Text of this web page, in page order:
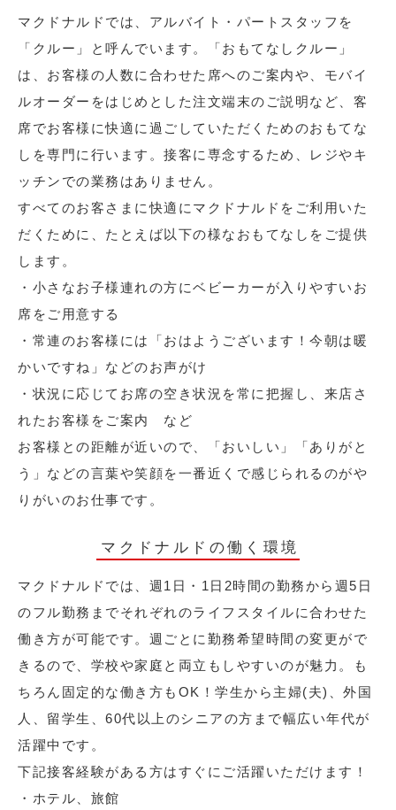
マクドナルドでは、アルバイト・パートスタッフを
「クルー」と呼んでいます。「おもてなしクルー」
は、お客様の人数に合わせた席へのご案内や、モバイ
ルオーダーをはじめとした注文端末のご説明など、客
席でお客様に快適に過ごしていただくためのおもてな
しを専門に行います。接客に専念するため、レジやキ
ッチンでの業務はありません。
すべてのお客さまに快適にマクドナルドをご利用いた
だくために、たとえば以下の様なおもてなしをご提供
します。
・小さなお子様連れの方にベビーカーが入りやすいお
席をご用意する
・常連のお客様には「おはようございます！今朝は暖
かいですね」などのお声がけ
・状況に応じてお席の空き状況を常に把握し、来店さ
れたお客様をご案内 など
お客様との距離が近いので、「おいしい」「ありがと
う」などの言葉や笑顔を一番近くで感じられるのがや
りがいのお仕事です。
マクドナルドの働く環境
マクドナルドでは、週1日・1日2時間の勤務から週5日
のフル勤務までそれぞれのライフスタイルに合わせた
働き方が可能です。週ごとに勤務希望時間の変更がで
きるので、学校や家庭と両立もしやすいのが魅力。も
ちろん固定的な働き方もOK！学生から主婦(夫)、外国
人、留学生、60代以上のシニアの方まで幅広い年代が
活躍中です。
下記接客経験がある方はすぐにご活躍いただけます！
・ホテル、旅館